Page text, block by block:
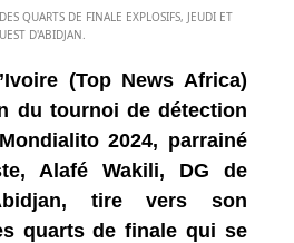
QUARTS DE FINALE EXPLOSIFS, JEUDI ET
D'ABIDJAN.
(Top News Africa)
du tournoi de détection
2024, parrainé
Alafé Wakili, DG de
tire vers son
quarts de finale qui se